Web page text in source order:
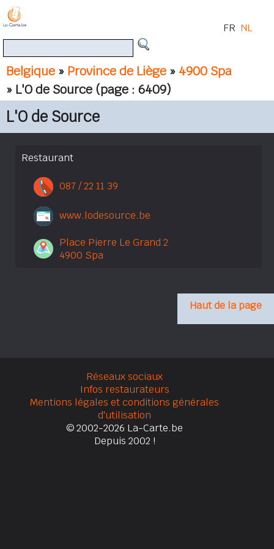
Belgique » Province de Liège » 4900 Spa
» L'O de Source (page : 6409)
FR NL
L'O de Source
Restaurant
087 / 22 11 39
www.lodesource.be
Place Pierre Le Grand 2
4900 Spa
Haut de la page
Réseaux sociaux
Infos restaurateurs
Mentions légales et conditions générales
d'utilisation
© 2002-2026 La-Carte.be
Depuis 2002 !